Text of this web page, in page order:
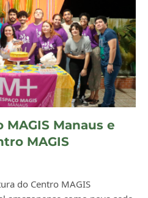
MAGIS Manaus e
MAGIS
do Centro MAGIS